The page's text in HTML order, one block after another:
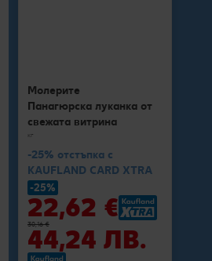
Молерите
Панагюрска луканка от
свежата витрина
кг
-25% отстъпка с
KAUFLAND CARD XTRA
-25%
22,62 €
30,16 €
44,24 ЛВ.